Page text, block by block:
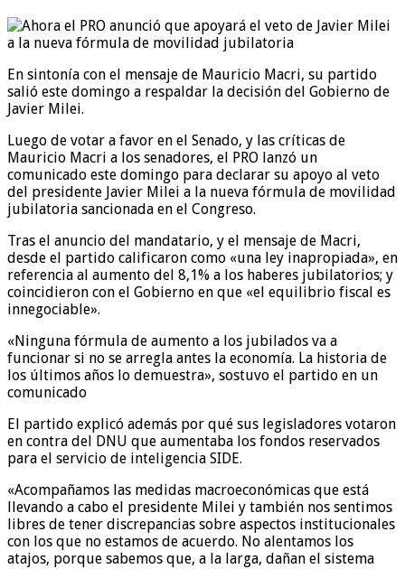
En sintonía con el mensaje de Mauricio Macri, su partido
salió este domingo a respaldar la decisión del Gobierno de
Javier Milei.
Luego de votar a favor en el Senado, y las críticas de
Mauricio Macri a los senadores, el PRO lanzó un
comunicado este domingo para declarar su apoyo al veto
del presidente Javier Milei a la nueva fórmula de movilidad
jubilatoria sancionada en el Congreso.
Tras el anuncio del mandatario, y el mensaje de Macri,
desde el partido calificaron como «una ley inapropiada», en
referencia al aumento del 8,1% a los haberes jubilatorios; y
coincidieron con el Gobierno en que «el equilibrio fiscal es
innegociable».
«Ninguna fórmula de aumento a los jubilados va a
funcionar si no se arregla antes la economía. La historia de
los últimos años lo demuestra», sostuvo el partido en un
comunicado
El partido explicó además por qué sus legisladores votaron
en contra del DNU que aumentaba los fondos reservados
para el servicio de inteligencia SIDE.
«Acompañamos las medidas macroeconómicas que está
llevando a cabo el presidente Milei y también nos sentimos
libres de tener discrepancias sobre aspectos institucionales
con los que no estamos de acuerdo. No alentamos los
atajos, porque sabemos que, a la larga, dañan el sistema